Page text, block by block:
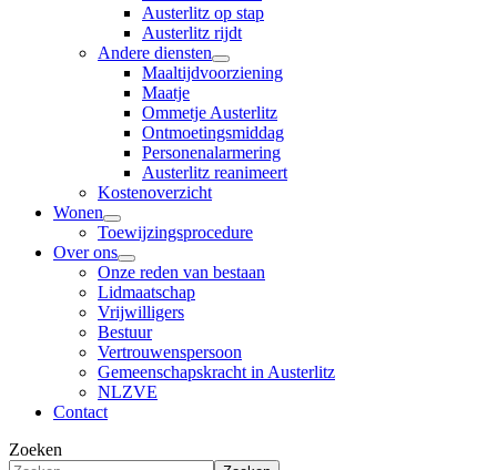
Austerlitz op stap
Austerlitz rijdt
Andere diensten
Maaltijdvoorziening
Maatje
Ommetje Austerlitz
Ontmoetingsmiddag
Personenalarmering
Austerlitz reanimeert
Kostenoverzicht
Wonen
Toewijzingsprocedure
Over ons
Onze reden van bestaan
Lidmaatschap
Vrijwilligers
Bestuur
Vertrouwenspersoon
Gemeenschapskracht in Austerlitz
NLZVE
Contact
Zoeken